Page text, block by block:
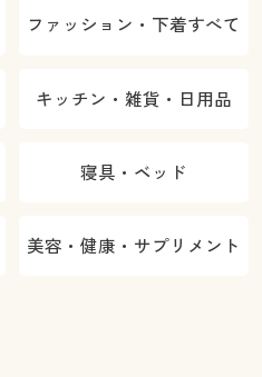
ファッション・下着すべて
キッチン・雑貨・日用品
寝具・ベッド
美容・健康・サプリメント